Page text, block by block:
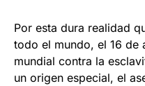
Por esta dura realidad
todo el mundo, el 16 de
mundial contra la
un origen especial, el